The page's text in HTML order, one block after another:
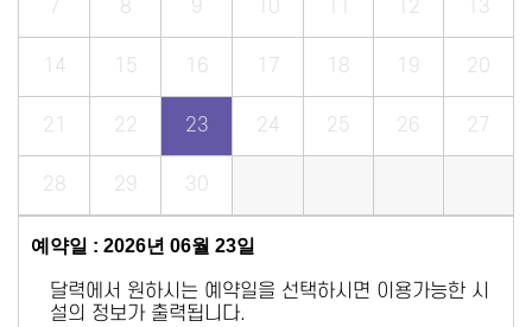
7 8 9 10 11 12 13
14 15 16 17 18 19 20
21 22 23 24 25 26 27
28 29 30
예약일 : 2026년 06월 23일
달력에서 원하시는 예약일을 선택하시면 이용가능한 시
설의 정보가 출력됩니다.